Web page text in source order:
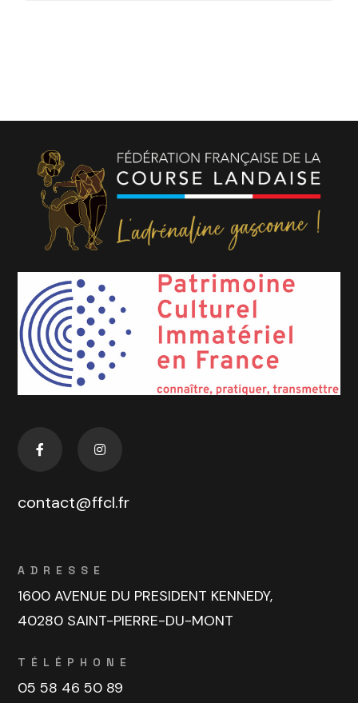
contact@ffcl.fr
ADRESSE
1600 AVENUE DU PRESIDENT KENNEDY,
40280 SAINT-PIERRE-DU-MONT
TÉLÉPHONE
05 58 46 50 89